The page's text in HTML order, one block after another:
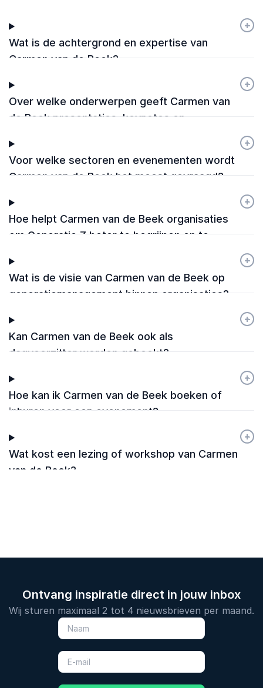
Wat is de achtergrond en expertise van
Carmen van de Beek?
+
-
Over welke onderwerpen geeft Carmen van
de Beek presentaties, keynotes en
+
-
Voor welke sectoren en evenementen wordt
Carmen van de Beek het meest gevraagd?
+
-
Hoe helpt Carmen van de Beek organisaties
om Generatie Z beter te begrijpen en te
+
-
Wat is de visie van Carmen van de Beek op
generatiemanagement binnen organisaties?
+
-
Kan Carmen van de Beek ook als
dagvoorzitter worden geboekt?
+
-
Hoe kan ik Carmen van de Beek boeken of
inhuren voor een evenement?
+
-
Wat kost een lezing of workshop van Carmen
van de Beek?
+
-
Ontvang inspiratie direct in jouw inbox
Wij sturen maximaal 2 tot 4 nieuwsbrieven per maand.